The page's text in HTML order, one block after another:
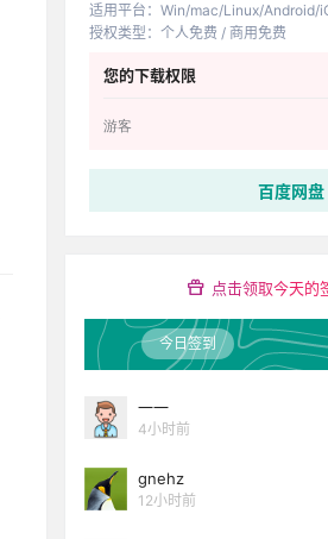
适用平台 ： Win/mac/Linux/Android/
授权类型 ： 个人免费 / 商用免费
您的下载权限
游客
百度网盘
点击领取今天的
今日签到
一一
4小时前
gnehz
12小时前